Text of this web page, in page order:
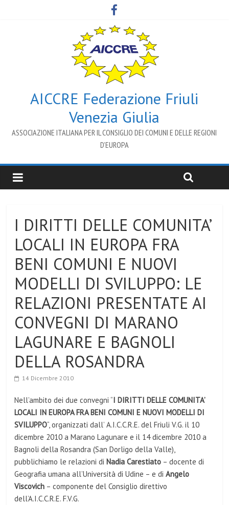
AICCRE Federazione Friuli
Venezia Giulia
ASSOCIAZIONE ITALIANA PER IL CONSIGLIO DEI COMUNI E DELLE REGIONI
D’EUROPA
I DIRITTI DELLE COMUNITA’
LOCALI IN EUROPA FRA
BENI COMUNI E NUOVI
MODELLI DI SVILUPPO: LE
RELAZIONI PRESENTATE AI
CONVEGNI DI MARANO
LAGUNARE E BAGNOLI
DELLA ROSANDRA
14 Dicembre 2010
Nell’ambito dei due convegni “I DIRITTI DELLE COMUNITA’
LOCALI IN EUROPA FRA BENI COMUNI E NUOVI MODELLI DI
SVILUPPO“, organizzati dall’ A.I.C.C.R.E. del Friuli V.G. il 10
dicembre 2010 a Marano Lagunare e il 14 dicembre 2010 a
Bagnoli della Rosandra (San Dorligo della Valle),
pubblichiamo le relazioni diNadia Carestiato – docente di
Geografia umana all’Università di Udine – e diAngelo
Viscovich – componente del Consiglio direttivo
dell’A.I.C.C.R.E. F.V.G.